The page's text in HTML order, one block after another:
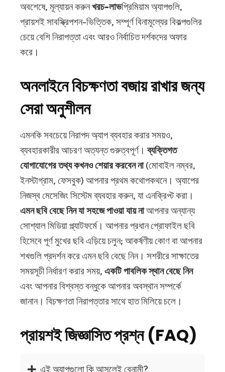
অবশেষে, মূল্যায়ন করুনখরচ-লাভপ্রিমিয়াম অ্যাপগুলি,
প্রায়শই সাবস্ক্রিপশন-ভিত্তিক, সম্পূর্ণ বিনামূল্যের বিকল্পগুলির
চেয়ে বেশি নিরাপত্তা এবং আরও নির্বাচিত দর্শকদের অফার
করে।
অনলাইনে বিচক্ষণতা বজায় রাখার জন্য
সেরা অনুশীলন
এমনকি সবচেয়ে নিরাপদ অ্যাপ ব্যবহার করার সময়ও,
ব্যবহারকারীর আচরণ অত্যন্ত গুরুত্বপূর্ণ।ব্যক্তিগত
যোগাযোগের তথ্য কখনও শেয়ার করবেন না(মোবাইল নম্বর,
ইনস্টাগ্রাম, ফেসবুক) আপনার প্রথম কথোপকথনে। অ্যাপের
নিজস্ব মেসেজিং সিস্টেম ব্যবহার করুন, যা এনক্রিপ্ট করা।
এমন ছবি বেছে নিন যা সহজে পাওয়া যায় নাআপনার অন্যান্য
সোশ্যাল মিডিয়া প্ল্যাটফর্মে। আপনার প্রধান প্রোফাইল ছবি
হিসেবে পূর্ণ মুখের ছবি এড়িয়ে চলুন; আকর্ষণীয় কোণ বা আপনার
শখগুলি প্রদর্শন করে এমন ছবি বেছে নিন। সশরীরে সাক্ষাতের
সময়সূচী নির্ধারণ করার সময়,একটি পাবলিক স্থান বেছে নিন
এবং আপনার বিশ্বস্ত বন্ধুকে আপনার অবস্থান সম্পর্কে
জানান। বিচক্ষণতা নিরাপত্তার সাথে হাত মিলিয়ে চলে।
প্রায়শই জিজ্ঞাসিত প্রশ্ন (FAQ)
এই অ্যাপগুলো কি আসলেই বেনামী?